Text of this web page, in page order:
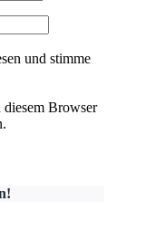
und stimme
Browser